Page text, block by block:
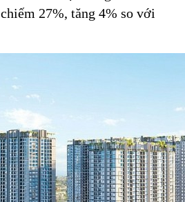
27%, tăng 4% so với